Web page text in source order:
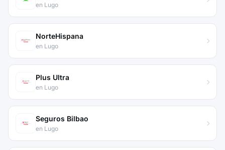
en Lugo
NorteHispana
en Lugo
Plus Ultra
en Lugo
Seguros Bilbao
en Lugo